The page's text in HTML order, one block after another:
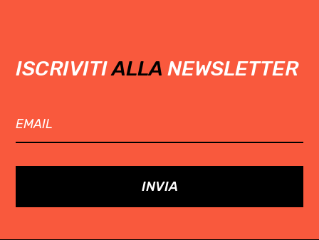
ISCRIVITIALLA NEWSLETTER